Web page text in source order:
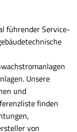
führender Service-
Unsere
und
finden
von